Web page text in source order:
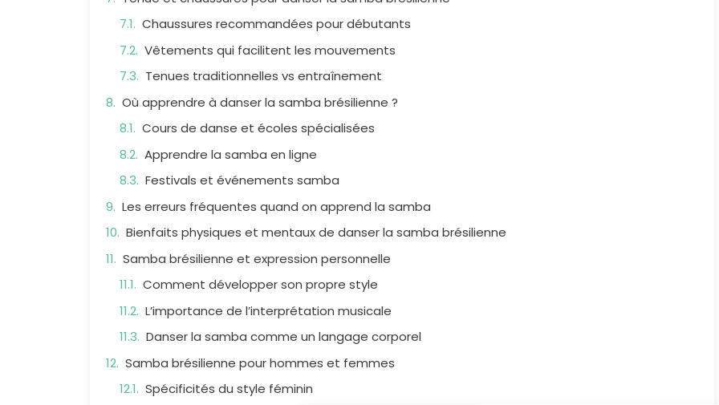
Chaussures recommandées pour débutants
Vêtements qui facilitent les mouvements
Tenues traditionnelles vs entraînement
Où apprendre à danser la samba brésilienne ?
Cours de danse et écoles spécialisées
Apprendre la samba en ligne
Festivals et événements samba
Les erreurs fréquentes quand on apprend la samba
Bienfaits physiques et mentaux de danser la samba brésilienne
Samba brésilienne et expression personnelle
Comment développer son propre style
L’importance de l’interprétation musicale
Danser la samba comme un langage corporel
Samba brésilienne pour hommes et femmes
Spécificités du style féminin